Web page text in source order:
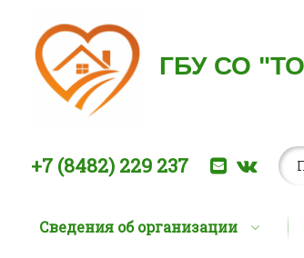
ГБУ СО
Позвоните нам:
+7 (8482) 229 237 E-mail
Сведения об организации